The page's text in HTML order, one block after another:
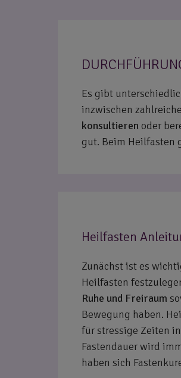
Es gibt
inzwischen
konsultieren oder
gut. Beim Heilfasten
Heilfasten
Zunächst ist es
Heilfasten
Ruhe und Freiraum
Bewegung haben.
für stressige Zeiten
Fastendauer wird
haben sich